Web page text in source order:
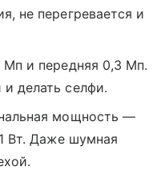
не перегревается и
Мп и передняя 0,3 Мп.
делать селфи.
мощность —
Вт. Даже шумная